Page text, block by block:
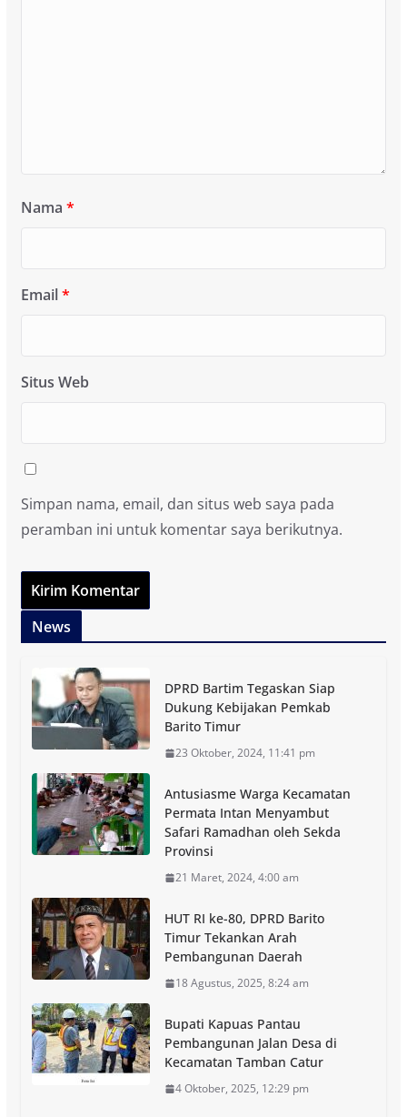
Nama *
Email*
Situs Web
Simpan nama, email, dan situs web saya pada
peramban ini untuk komentar saya berikutnya.
News
DPRD Bartim Tegaskan Siap
Dukung Kebijakan Pemkab
Barito Timur
23 Oktober, 2024, 11:41 pm
Antusiasme Warga Kecamatan
Permata Intan Menyambut
Safari Ramadhan oleh Sekda
Provinsi
21 Maret, 2024, 4:00 am
HUT RI ke-80, DPRD Barito
Timur Tekankan Arah
Pembangunan Daerah
18 Agustus, 2025, 8:24 am
Bupati Kapuas Pantau
Pembangunan Jalan Desa di
Kecamatan Tamban Catur
4 Oktober, 2025, 12:29 pm